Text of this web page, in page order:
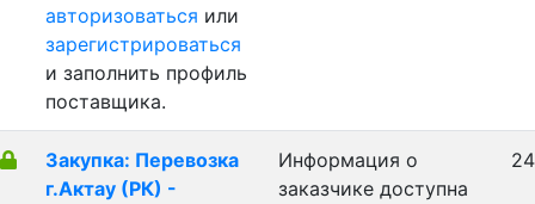
авторизоваться или
зарегистрироваться
и заполнить профиль
поставщика.
Закупка: Перевозка
г.Актау (РК) -
Информация о
заказчике доступна